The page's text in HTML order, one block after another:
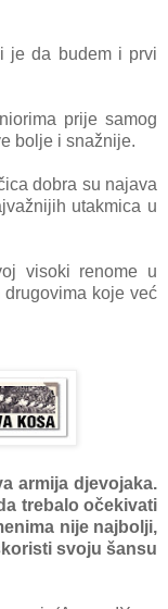
je da budem i prvi
prije samog
bolje i snažnije.
dobra su najava
utakmica u
visoki renome u
drugovima koje već
armija djevojaka.
trebalo očekivati
nije najbolji,
svoju šansu